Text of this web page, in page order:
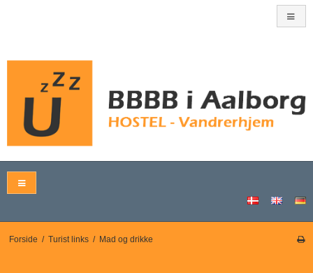
Forside / Turist links / Mad og drikke